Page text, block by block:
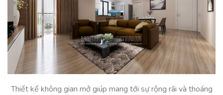
Thiết kế không gian mở giúp mang tới sự rộng rãi và thoáng